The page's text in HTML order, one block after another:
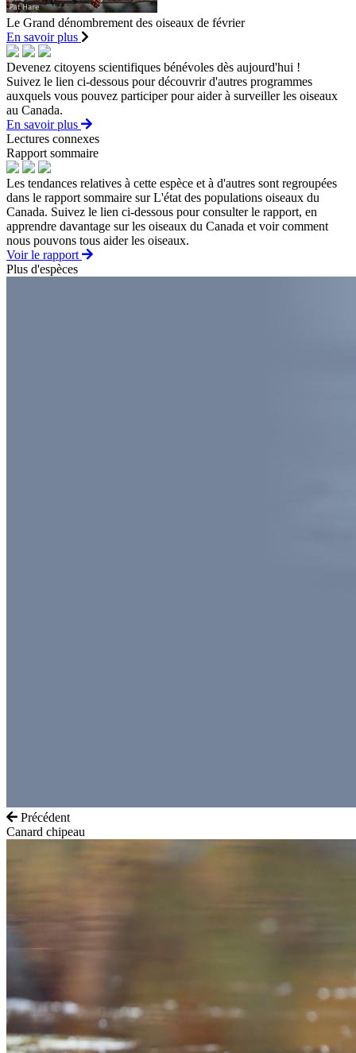
Le Grand dénombrement des oiseaux de février
En savoir plus
Devenez citoyens scientifiques bénévoles dès aujourd'hui !
Suivez le lien ci-dessous pour découvrir d'autres programmes
auxquels vous pouvez participer pour aider à surveiller les oiseaux
au Canada.
En savoir plus
Lectures connexes
Rapport sommaire
Les tendances relatives à cette espèce et à d'autres sont regroupées
dans le rapport sommaire sur L'état des populations oiseaux du
Canada. Suivez le lien ci-dessous pour consulter le rapport, en
apprendre davantage sur les oiseaux du Canada et voir comment
nous pouvons tous aider les oiseaux.
Voir le rapport
Plus d'espèces
Précédent
Canard chipeau